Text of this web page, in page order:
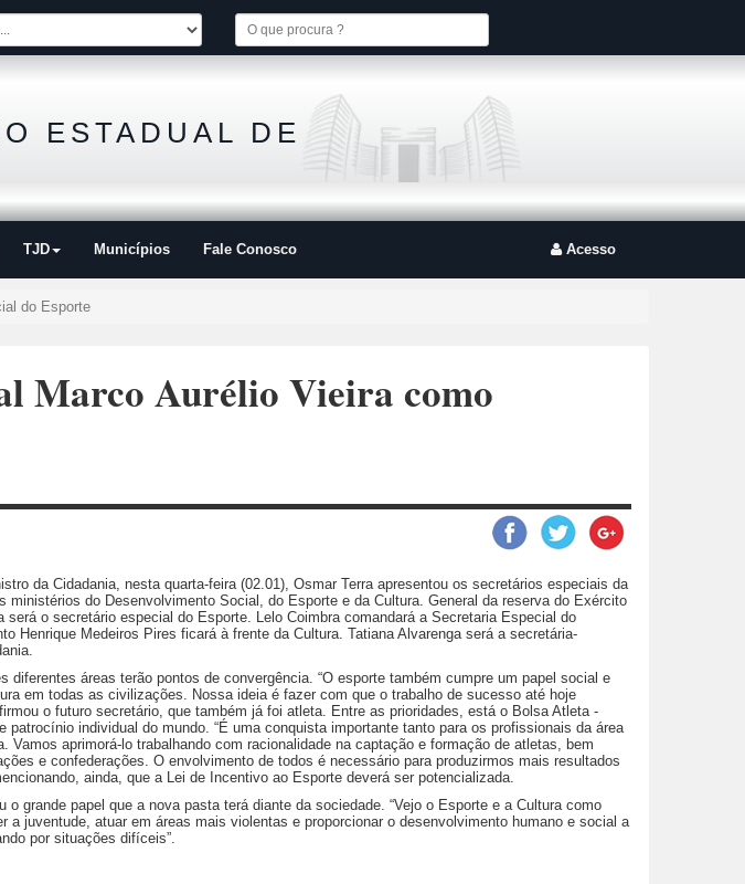
ESTADUAL DE
TJD Municípios Fale Conosco Acesso
do Esporte
Marco Aurélio Vieira como
da Cidadania, nesta quarta-feira (02.01), Osmar Terra apresentou os secretários especiais da
ministérios do Desenvolvimento Social, do Esporte e da Cultura. General da reserva do Exército
será o secretário especial do Esporte. Lelo Coimbra comandará a Secretaria Especial do
Henrique Medeiros Pires ficará à frente da Cultura. Tatiana Alvarenga será a secretária-
diferentes áreas terão pontos de convergência. “O esporte também cumpre um papel social e
em todas as civilizações. Nossa ideia é fazer com que o trabalho de sucesso até hoje
o futuro secretário, que também já foi atleta. Entre as prioridades, está o Bolsa Atleta -
patrocínio individual do mundo. “É uma conquista importante tanto para os profissionais da área
Vamos aprimorá-lo trabalhando com racionalidade na captação e formação de atletas, bem
e confederações. O envolvimento de todos é necessário para produzirmos mais resultados
ainda, que a Lei de Incentivo ao Esporte deverá ser potencializada.
o grande papel que a nova pasta terá diante da sociedade. “Vejo o Esporte e a Cultura como
a juventude, atuar em áreas mais violentas e proporcionar o desenvolvimento humano e social a
por situações difíceis”.